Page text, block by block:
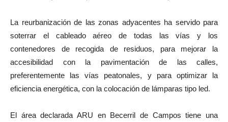
La reurbanización de las zonas adyacentes ha servido para
soterrar el cableado aéreo de todas las vías y los
contenedores de recogida de residuos, para mejorar la
accesibilidad con la pavimentación de las calles,
preferentemente las vías peatonales, y para optimizar la
eficiencia energética, con la colocación de lámparas tipo led.
El área declarada ARU en Becerril de Campos tiene una